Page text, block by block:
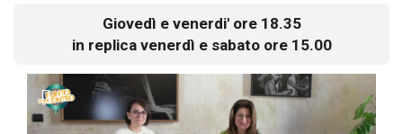
Giovedì e venerdi' ore 18.35
in replica venerdì e sabato ore 15.00